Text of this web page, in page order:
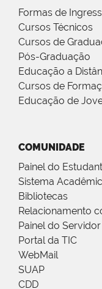
Formas de
Cursos Técnicos
Cursos de
Pós-Graduação
Educação a
Cursos de
Educação de
COMUNIDADE
Painel do
Sistema
Bibliotecas
Relacionamento
Painel do Servidor
Portal da TIC
WebMail
SUAP
CDD